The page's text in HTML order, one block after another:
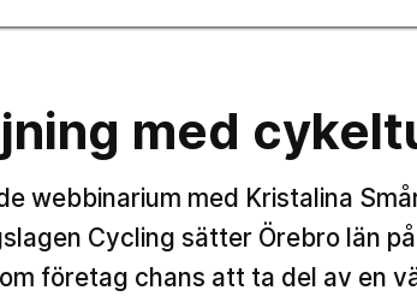
med
webbinarium med Kristalina
Cycling sätter Örebro län
företag chans att ta del av en